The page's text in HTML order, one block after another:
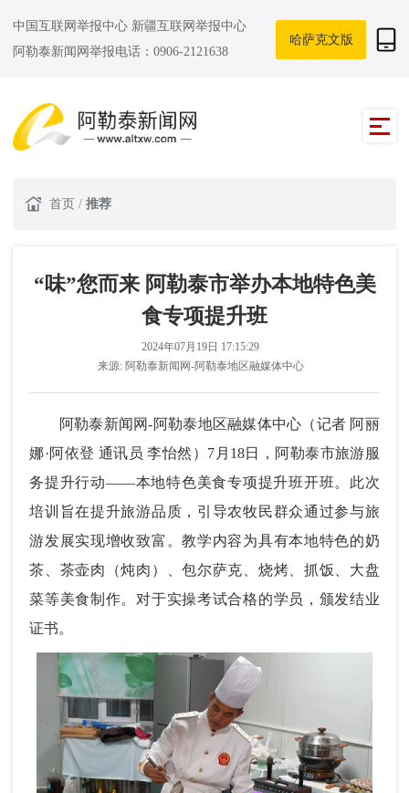
中国互联网举报中心 新疆互联网举报中心
阿勒泰新闻网举报电话：0906-2121638
哈萨克文版
首页 / 推荐
“味”您而来 阿勒泰市举办本地特色美
食专项提升班
2024年07月19日 17:15:29
来源: 阿勒泰新闻网-阿勒泰地区融媒体中心
阿勒泰新闻网-阿勒泰地区融媒体中心 （记者 阿丽
娜·阿依登 通讯员 李怡然） 7月18日， 阿勒泰市旅游服
务提升行动——本地特色美食专项提升班开班。 此次
培训旨在提升旅游品质，引导农牧民群众通过参与旅
游发展实现增收致富。教学内容为具有本地特色的奶
茶、茶壶肉（炖肉）、包尔萨克、烧烤、抓饭、大盘
菜等美食制作。对于实操考试合格的学员，颁发结业
证书。